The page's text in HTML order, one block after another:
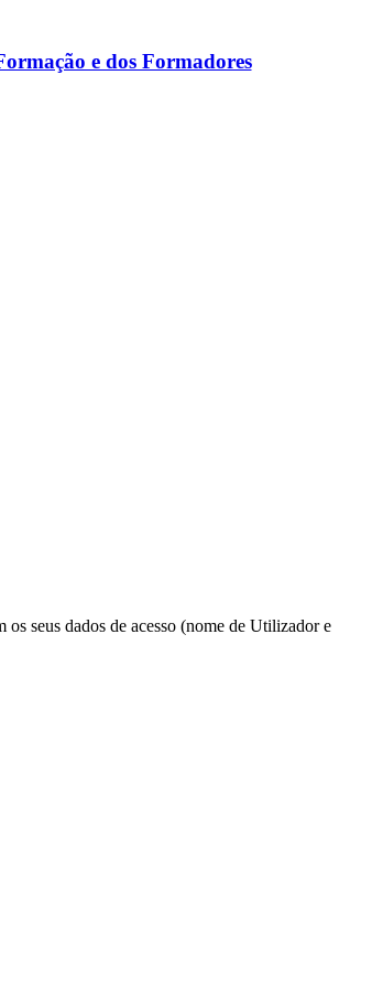
e dos Formadores
seus dados de acesso (nome de Utilizador e